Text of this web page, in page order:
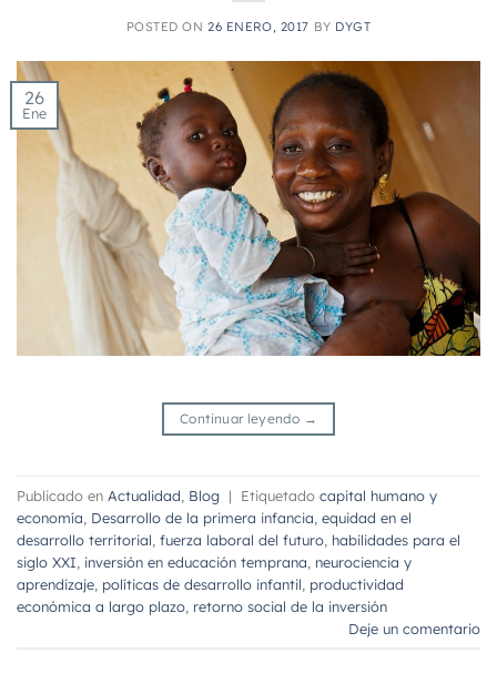
POSTED ON26 ENERO, 2017 BY DYGT
26
Ene
Continuar leyendo →
Publicado en Actualidad Blog | Etiquetado capital humano y
economía Desarrollo de la primera infancia equidad en el
desarrollo territorial fuerza laboral del futuro habilidades para el
siglo XXI inversión en educación temprana neurociencia y
aprendizaje políticas de desarrollo infantil productividad
económica a largo plazo retorno social de la inversión
Deje un comentario